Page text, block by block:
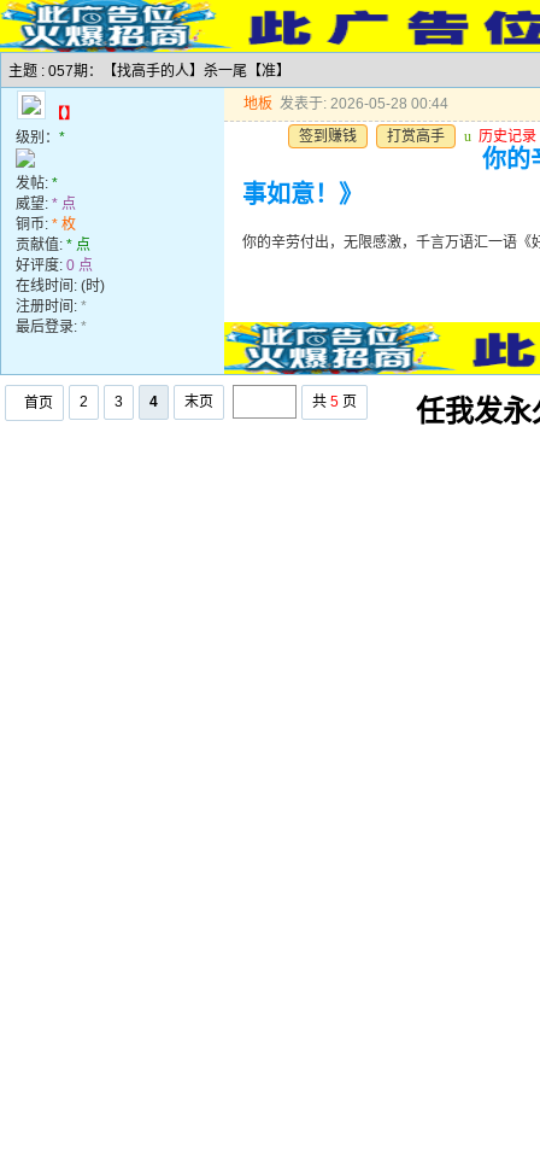
主题 : 057期：【找高手的人】杀一尾【准】
【】
级别： *
发帖: *
威望: * 点
铜币: * 枚
贡献值: * 点
好评度: 0 点
在线时间: (时)
注册时间: *
最后登录: *
地板 发表于: 2026-05-28 00:44
签到赚钱
打赏高手 u 历史记录
你的
事如意！》
你的辛劳付出，无限感激，千言万语汇一语《
首页 2 3 4 末页 共 5 页 任我发永